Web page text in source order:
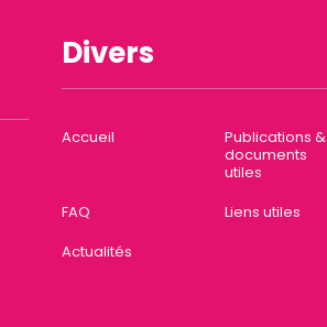
Divers
Accueil
Publications &
documents
utiles
FAQ
Liens utiles
Actualités